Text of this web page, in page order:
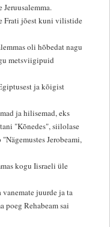
Frati jõest kuni vilistide
oli hõbedat nagu
metsviigipuid
ja kõigist
ja hilisemad, eks
"Kõnedes", siilolase
Jerobeami,
kogu Iisraeli üle
vanemate juurde ja ta
poeg Rehabeam sai